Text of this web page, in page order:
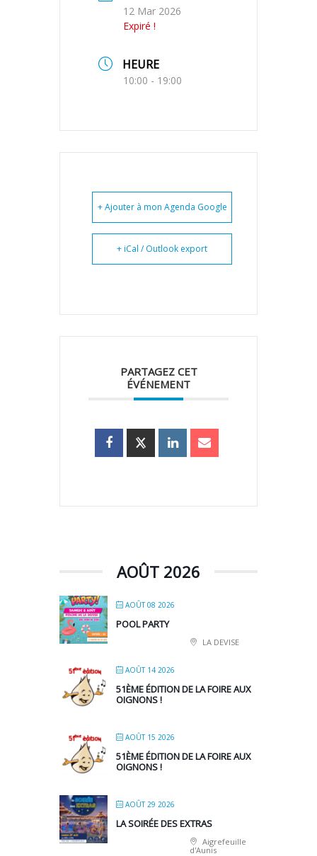
12 Mar 2026
Expiré !
HEURE
10:00 - 19:00
+ Ajouter à mon Agenda Google
+ iCal / Outlook export
PARTAGEZ CET
ÉVÉNEMENT
AOÛT 2026
AOÛT 08 2026
POOL PARTY
LA DEVISE
AOÛT 14 2026
51ÈME ÉDITION DE LA FOIRE AUX
OIGNONS !
AOÛT 15 2026
51ÈME ÉDITION DE LA FOIRE AUX
OIGNONS !
AOÛT 29 2026
LA SOIRÉE DES EXTRAS
Aigrefeuille
d'Aunis